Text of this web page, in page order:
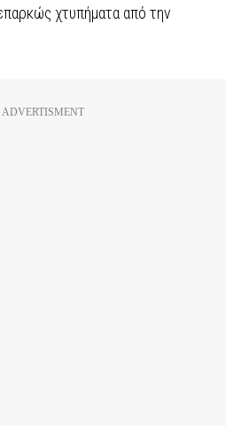
χτυπήματα από την